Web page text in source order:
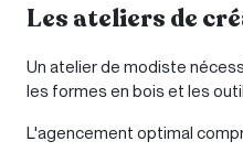
Les ateliers de
Un atelier de modiste
les formes en bois et les
L'agencement optimal